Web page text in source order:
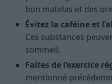
bon matelas et des
Évitez la caféine et
Ces substances
sommeil.
Faites de l’exercice
mentionné